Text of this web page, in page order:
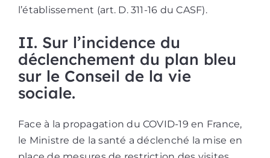
l’établissement (art. D. 311-16 du CASF).
II. Sur l’incidence du
déclenchement du plan bleu
sur le Conseil de la vie
sociale.
Face à la propagation du COVID-19 en France,
le Ministre de la santé a déclenché la mise en